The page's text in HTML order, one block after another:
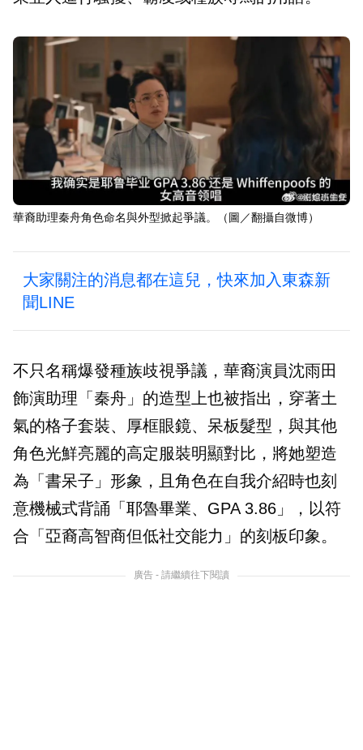
華裔助理秦舟角色命名與外型掀起爭議。（圖／翻攝自微博）
大家關注的消息都在這兒，快來加入東森新
聞LINE
不只名稱爆發種族歧視爭議，華裔演員沈雨田
飾演助理「秦舟」的造型上也被指出，穿著土
氣的格子套裝、厚框眼鏡、呆板髮型，與其他
角色光鮮亮麗的高定服裝明顯對比，將她塑造
為「書呆子」形象，且角色在自我介紹時也刻
意機械式背誦「耶魯畢業、GPA 3.86」，以符
合「亞裔高智商但低社交能力」的刻板印象。
廣告 - 請繼續往下閱讀